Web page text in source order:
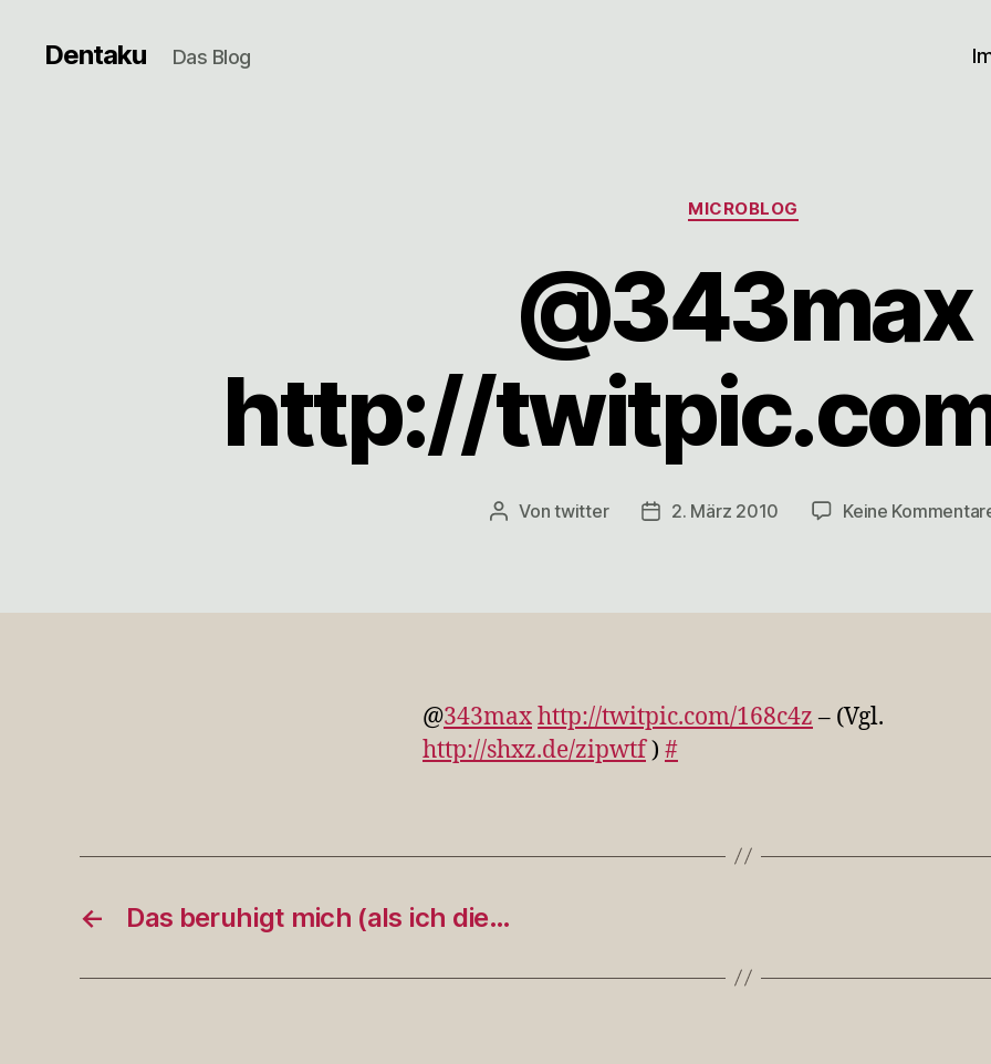
Dentaku Das Blog
Kategorien
MICROBLOG
@343max
http://
Beitragsautor
Vontwitter Veröffentlichungsdatum
2. März 2010 Keine
@343maxhttp://twitpic.com/168c4z – (Vgl.
http://shxz.de/zipwtf) #
← Das beruhigt mich (als ich die…